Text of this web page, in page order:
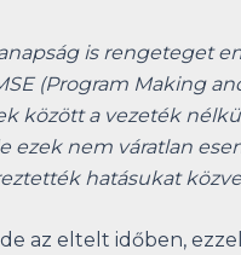
is
(Program Making
között a vezeték
ezek nem váratlan
hatásukat
az eltelt időben,